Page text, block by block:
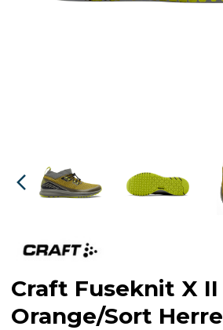
Craft Fuseknit X II
Orange/Sort Herre